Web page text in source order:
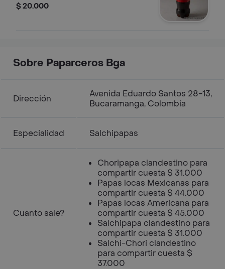
$ 20.000
Sobre Paparceros Bga
Dirección
Avenida Eduardo Santos 28-13,
Bucaramanga, Colombia
Especialidad Salchipapas
Cuanto sale?
Choripapa clandestino para
compartir cuesta $ 31.000
Papas locas Mexicanas para
compartir cuesta $ 44.000
Papas locas Americana para
compartir cuesta $ 45.000
Salchipapa clandestino para
compartir cuesta $ 31.000
Salchi-Chori clandestino
para compartir cuesta $
37.000